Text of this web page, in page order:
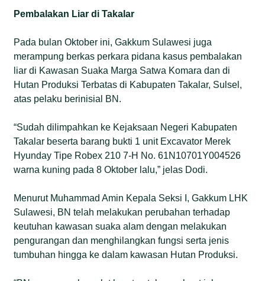
Pembalakan Liar di Takalar
Pada bulan Oktober ini, Gakkum Sulawesi juga
merampung berkas perkara pidana kasus pembalakan
liar di Kawasan Suaka Marga Satwa Komara dan di
Hutan Produksi Terbatas di Kabupaten Takalar, Sulsel,
atas pelaku berinisial BN.
“Sudah dilimpahkan ke Kejaksaan Negeri Kabupaten
Takalar beserta barang bukti 1 unit Excavator Merek
Hyunday Tipe Robex 210 7-H No. 61N10701Y004526
warna kuning pada 8 Oktober lalu,” jelas Dodi.
Menurut Muhammad Amin Kepala Seksi I, Gakkum LHK
Sulawesi, BN telah melakukan perubahan terhadap
keutuhan kawasan suaka alam dengan melakukan
pengurangan dan menghilangkan fungsi serta jenis
tumbuhan hingga ke dalam kawasan Hutan Produksi.